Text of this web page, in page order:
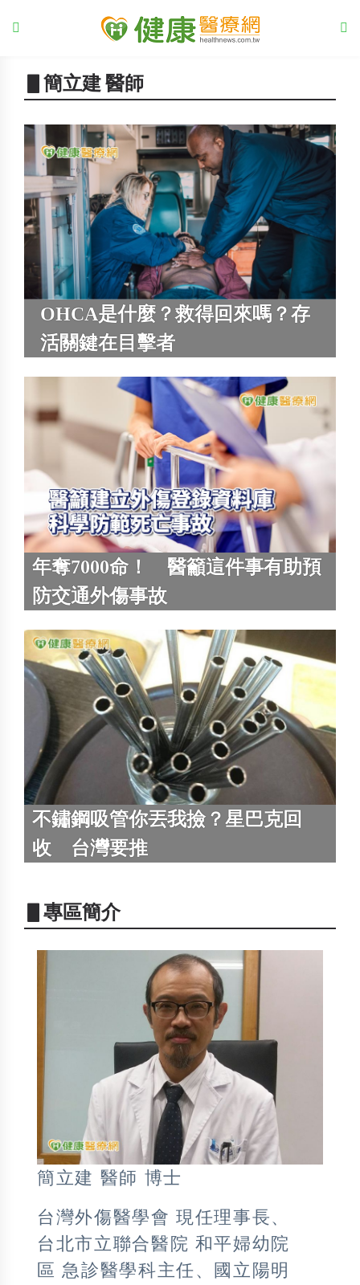
▋簡立建 醫師
OHCA是什麼？救得回來嗎？存
活關鍵在目擊者
年奪7000命！ 醫籲這件事有助預
防交通外傷事故
不鏽鋼吸管你丟我撿？星巴克回
收 台灣要推
▋專區簡介
簡立建 醫師 博士
台灣外傷醫學會 現任理事長、
台北市立聯合醫院 和平婦幼院
區 急診醫學科主任、國立陽明